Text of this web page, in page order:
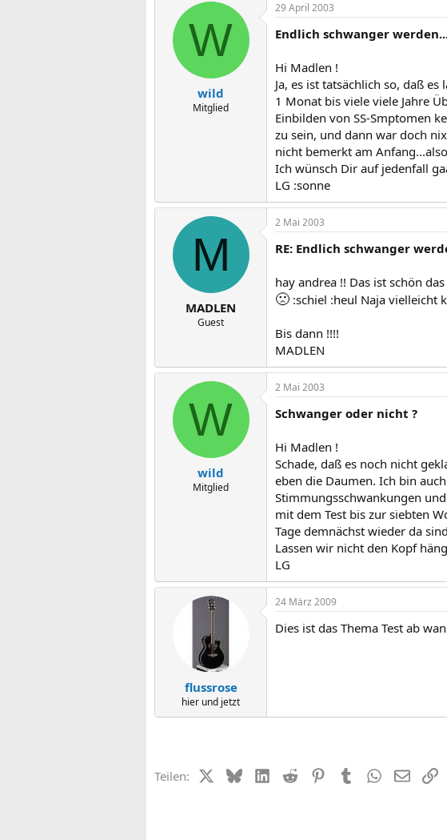
W
wild
Mitglied
29 April 2003
Endlich schwanger
Hi Madlen !
Ja, es ist tatsächlich so, daß
1 Monat bis viele viele Jahre
Einbilden von SS-Smptomen
zu sein, und dann war doch
nicht bemerkt am
Ich wünsch Dir auf jedenfall
LG :sonne
M
MADLEN
Guest
2 Mai 2003
RE: Endlich schwanger
hay andrea !! Das ist schön
🙁 :schiel :heul Naja vielleicht
Bis dann !!!!
MADLEN
W
wild
Mitglied
2 Mai 2003
Schwanger oder nicht ?
Hi Madlen !
Schade, daß es noch nicht
eben die Daumen. Ich bin
Stimmungsschwankungen
mit dem Test bis zur siebten
Tage demnächst wieder da
Lassen wir nicht den Kopf
LG
flussrose
hier und jetzt
24 März 2009
Dies ist das Thema Test ab
Teilen: X (Twitter)
BlueskyLinkedIn
Reddit PinterestTumblrWhatsApp
E-Mail